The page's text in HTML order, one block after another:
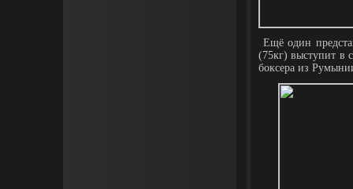
Ещё один
(75кг) выступит в
боксера из